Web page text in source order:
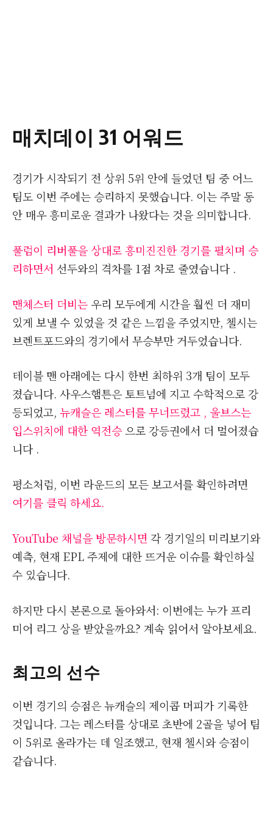
매치데이 31 어워드
경기가 시작되기 전 상위 5위 안에 들었던 팀 중 어느
팀도 이번 주에는 승리하지 못했습니다. 이는 주말 동
안 매우 흥미로운 결과가 나왔다는 것을 의미합니다.
풀럼이 리버풀을 상대로 흥미진진한 경기를 펼치며 승
리하면서 선두와의 격차를 1점 차로 줄였습니다 .
맨체스터 더비는 우리 모두에게 시간을 훨씬 더 재미
있게 보낼 수 있었을 것 같은 느낌을 주었지만, 첼시는
브렌트포드와의 경기에서 무승부만 거두었습니다.
테이블 맨 아래에는 다시 한번 최하위 3개 팀이 모두
졌습니다. 사우스햄튼은 토트넘에 지고 수학적으로 강
등되었고, 뉴캐슬은 레스터를 무너뜨렸고 , 울브스는
입스위치에 대한 역전승으로 강등권에서 더 멀어졌습
니다 .
평소처럼, 이번 라운드의 모든 보고서를 확인하려면
여기를 클릭 하세요.
YouTube 채널을 방문하시면 각 경기일의 미리보기와
예측, 현재 EPL 주제에 대한 뜨거운 이슈를 확인하실
수 있습니다.
하지만 다시 본론으로 돌아와서: 이번에는 누가 프리
미어 리그 상을 받았을까요? 계속 읽어서 알아보세요.
최고의 선수
이번 경기의 승점은 뉴캐슬의 제이콥 머피가 기록한
것입니다. 그는 레스터를 상대로 초반에 2골을 넣어 팀
이 5위로 올라가는 데 일조했고, 현재 첼시와 승점이
같습니다.